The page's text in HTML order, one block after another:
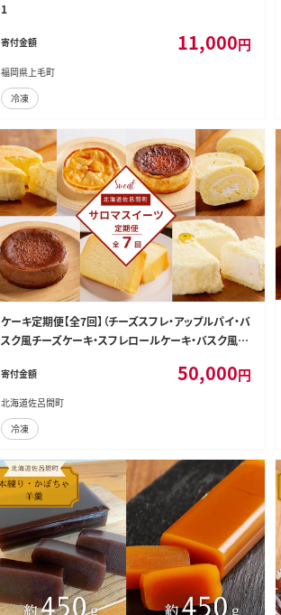
1
寄付金額 11,000円
福岡県上毛町
冷凍
ケーキ定期便【全7回】（チーズスフレ・アップルパイ・バ
スク風チーズケーキ・スフレロールケーキ・バスク風チ
ズケーキ） SRMJ001
寄付金額 50,000円
北海道佐呂間町
冷凍